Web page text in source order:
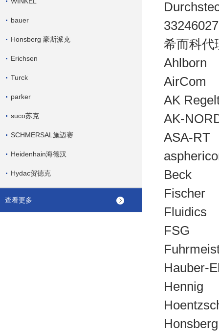
bauer
Honsberg 豪斯派克
Erichsen
Turck
parker
suco苏克
SCHMERSAL施迈赛
Heidenhain海德汉
Hydac贺德克
查看更多
33246027
希而科代
Ahlborn
AirCom
AK
AK-
ASA-RT
Beck
Fischer
Fluidics
FSG
Hauber-
Hennig